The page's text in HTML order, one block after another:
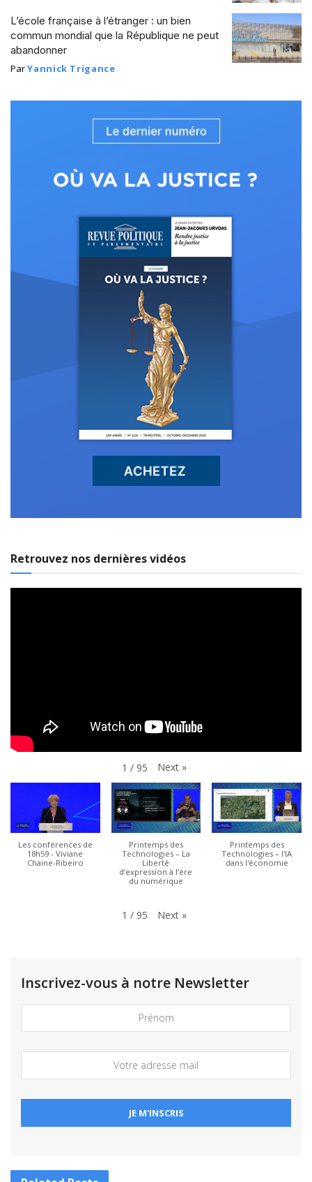
L’école française à l’étranger : un bien
commun mondial que la République ne peut
abandonner
ParYannick Trigance
Retrouvez nos dernières vidéos
1 / 95 Next »
Les conférences de
18h59 - Viviane
Chaine-Ribeiro
Printemps des
Technologies – La
Liberté
d’expression à l’ère
du numérique
Printemps des
Technologies – l'IA
dans l'économie
1 / 95 Next »
Inscrivez-vous à notre Newsletter